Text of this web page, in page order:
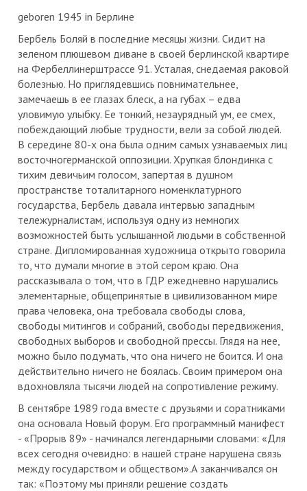
geboren 1945 in Берлине
Бербель Боляй в последние месяцы жизни. Сидит на
зеленом плюшевом диване в своей берлинской квартире
на Фербеллинерштрассе 91. Усталая, снедаемая раковой
болезнью. Но приглядевшись повнимательнее,
замечаешь в ее глазах блеск, а на губах – едва
уловимую улыбку. Ее тонкий, незаурядный ум, ее смех,
побеждающий любые трудности, вели за собой людей.
В середине 80-х она была одним самых узнаваемых лиц
восточногерманской оппозиции. Хрупкая блондинка с
тихим девичьим голосом, запертая в душном
пространстве тоталитарного номенклатурного
государства, Бербель давала интервью западным
тележурналистам, используя одну из немногих
возможностей быть услышанной людьми в собственной
стране. Дипломированная художница открыто говорила
то, что думали многие в этой сером краю. Она
рассказывала о том, что в ГДР ежедневно нарушались
элементарные, общепринятые в цивилизованном мире
права человека, она требовала свободы слова,
свободы митингов и собраний, свободы передвижения,
свободных выборов и свободной прессы. Глядя на нее,
можно было подумать, что она ничего не боится. И она
действительно ничего не боялась. Своим примером она
вдохновляла тысячи людей на сопротивление режиму.
В сентябре 1989 года вместе с друзьями и соратниками
она основала Новый форум. Его программный манифест
- «Прорыв 89» - начинался легендарными словами: «Для
всех сегодня очевидно: в нашей стране нарушена связь
между государством и обществом».А заканчивался он
так: «Поэтому мы приняли решение создать